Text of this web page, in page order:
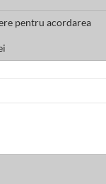
pentru acordarea